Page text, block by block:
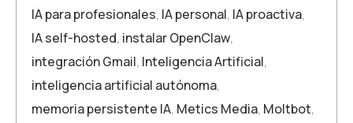
IA para profesionales, IA personal, IA proactiva,
IA self-hosted, instalar OpenClaw,
integración Gmail, Inteligencia Artificial,
inteligencia artificial autónoma,
memoria persistente IA, Metics Media, Moltbot,